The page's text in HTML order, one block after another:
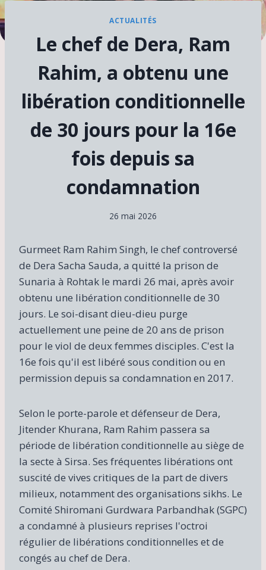
ACTUALITÉS
Le chef de Dera, Ram
Rahim, a obtenu une
libération conditionnelle
de 30 jours pour la 16e
fois depuis sa
condamnation
26 mai 2026
Gurmeet Ram Rahim Singh, le chef controversé
de Dera Sacha Sauda, ​​a quitté la prison de
Sunaria à Rohtak le mardi 26 mai, après avoir
obtenu une libération conditionnelle de 30
jours. Le soi-disant dieu-dieu purge
actuellement une peine de 20 ans de prison
pour le viol de deux femmes disciples. C'est la
16e fois qu'il est libéré sous condition ou en
permission depuis sa condamnation en 2017.
Selon le porte-parole et défenseur de Dera,
Jitender Khurana, Ram Rahim passera sa
période de libération conditionnelle au siège de
la secte à Sirsa. Ses fréquentes libérations ont
suscité de vives critiques de la part de divers
milieux, notamment des organisations sikhs. Le
Comité Shiromani Gurdwara Parbandhak (SGPC)
a condamné à plusieurs reprises l'octroi
régulier de libérations conditionnelles et de
congés au chef de Dera.